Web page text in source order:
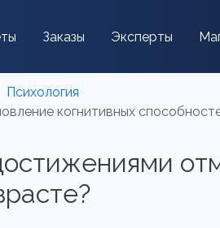
Заказы Эксперты
Психология
когнитивных